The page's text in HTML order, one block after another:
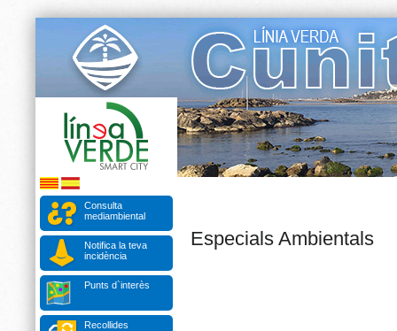
Consulta
mediambiental
Notifica la teva
incidència
Punts d`interès
Recollides
Especials Ambientals